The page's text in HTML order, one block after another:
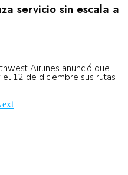
servicio sin escala a
Airlines anunció que
12 de diciembre sus rutas